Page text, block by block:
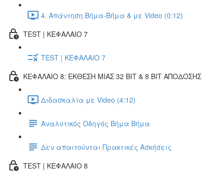
4. Απάντηση Βήμα-Βήμα & με Video (0:12)
TEST | ΚΕΦΑΛΑΙΟ 7
TEST | ΚΕΦΑΛΑΙΟ 7
ΚΕΦΑΛΑΙΟ 8: ΕΚΘΕΣΗ ΜΙΑΣ 32 BIT & 8 BIT ΑΠΟΔΟΣΗΣ
Διδασκαλία με Video (4:12)
Αναλυτικός Οδηγός Βήμα Βήμα
Δεν απαιτούνται Πρακτικές Ασκήσεις
TEST | ΚΕΦΑΛΑΙΟ 8